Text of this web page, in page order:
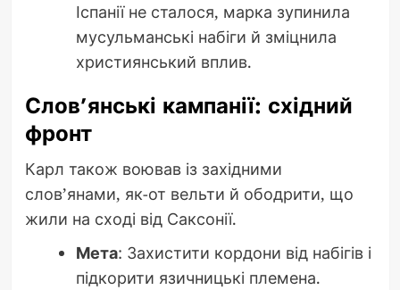
Іспанії не сталося, марка зупинила
мусульманські набіги й зміцнила
християнський вплив.
Слов’янські кампанії: східний
фронт
Карл також воював із західними
слов’янами, як-от вельти й ободрити, що
жили на сході від Саксонії.
Мета: Захистити кордони від набігів і
підкорити язичницькі племена.